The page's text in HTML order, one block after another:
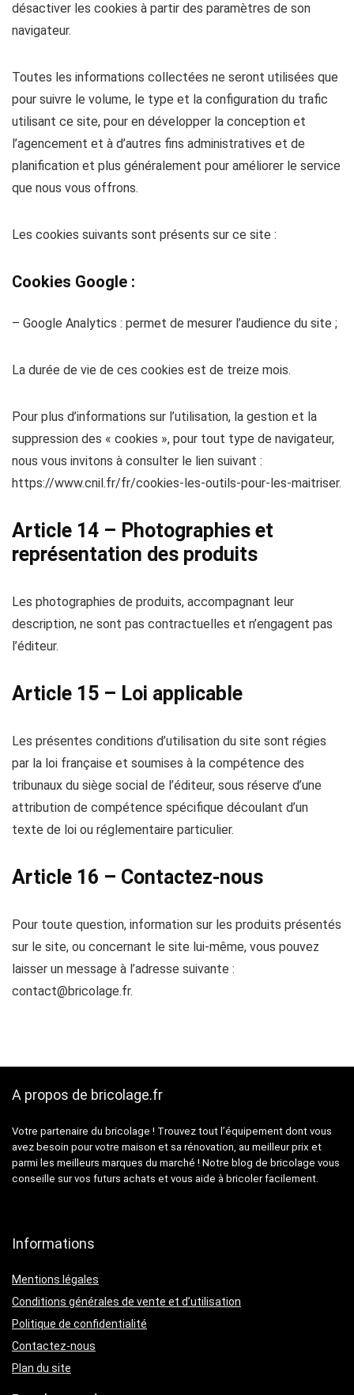
désactiver les cookies à partir des paramètres de son
navigateur.
Toutes les informations collectées ne seront utilisées que
pour suivre le volume, le type et la configuration du trafic
utilisant ce site, pour en développer la conception et
l’agencement et à d’autres fins administratives et de
planification et plus généralement pour améliorer le service
que nous vous offrons.
Les cookies suivants sont présents sur ce site :
Cookies Google :
– Google Analytics : permet de mesurer l’audience du site ;
La durée de vie de ces cookies est de treize mois.
Pour plus d’informations sur l’utilisation, la gestion et la
suppression des « cookies », pour tout type de navigateur,
nous vous invitons à consulter le lien suivant :
https://www.cnil.fr/fr/cookies-les-outils-pour-les-maitriser.
Article 14 – Photographies et
représentation des produits
Les photographies de produits, accompagnant leur
description, ne sont pas contractuelles et n’engagent pas
l’éditeur.
Article 15 – Loi applicable
Les présentes conditions d’utilisation du site sont régies
par la loi française et soumises à la compétence des
tribunaux du siège social de l’éditeur, sous réserve d’une
attribution de compétence spécifique découlant d’un
texte de loi ou réglementaire particulier.
Article 16 – Contactez-nous
Pour toute question, information sur les produits présentés
sur le site, ou concernant le site lui-même, vous pouvez
laisser un message à l’adresse suivante :
contact@bricolage.fr.
A propos de bricolage.fr
Votre partenaire du bricolage ! Trouvez tout l’équipement dont vous
avez besoin pour votre maison et sa rénovation, au meilleur prix et
parmi les meilleurs marques du marché ! Notre blog de bricolage vous
conseille sur vos futurs achats et vous aide à bricoler facilement.
Informations
Mentions légales
Conditions générales de vente et d’utilisation
Politique de confidentialité
Contactez-nous
Plan du site